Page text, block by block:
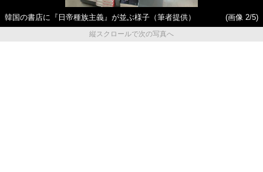
韓国の書店に『日帝種族主義』が並ぶ様子（筆者提供）
(画像 2/5)
縦スクロールで次の写真へ